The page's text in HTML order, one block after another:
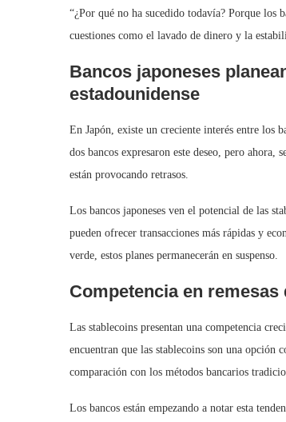
“¿Por qué no ha sucedido todavía? Porque los
cuestiones como el lavado de dinero y la
Bancos japoneses
estadounidense
En Japón, existe un creciente interés entre los
dos bancos expresaron este deseo, pero ahora,
están provocando retrasos.
Los bancos japoneses ven el potencial de las
pueden ofrecer transacciones más rápidas y
verde, estos planes permanecerán en suspenso.
Competencia en
Las stablecoins presentan una competencia
encuentran que las stablecoins son una opción
comparación con los métodos bancarios
Los bancos están empezando a notar esta